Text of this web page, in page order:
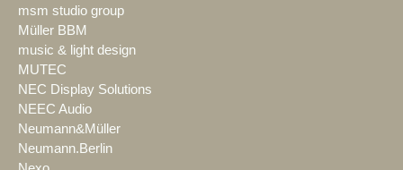
msm studio group
Müller BBM
music & light design
MUTEC
NEC Display Solutions
NEEC Audio
Neumann&Müller
Neumann.Berlin